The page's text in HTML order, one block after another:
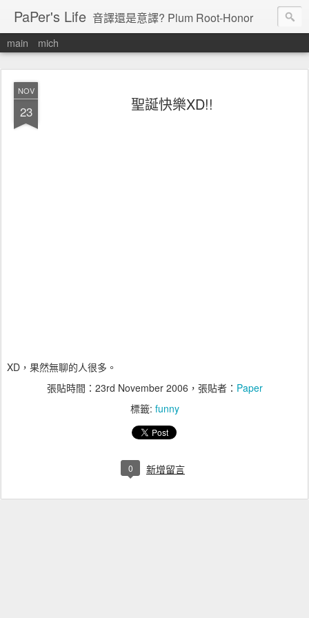
PaPer's Life 音譯還是意譯? Plum Root-Honor
main mich
NOV
23 聖誕快樂XD!!
XD，果然無聊的人很多。
張貼時間： 23rd November 2006 ，張貼者： Paper
標籤: funny
0 新增留言